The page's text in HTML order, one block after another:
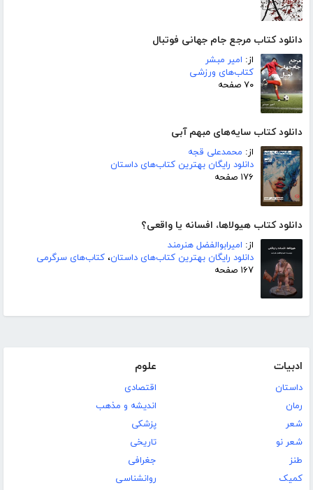
دانلود کتاب مرجع جام جهانی فوتبال
از: امیر مبشر
کتاب‌های ورزشی
۷۰ صفحه
دانلود کتاب سایه‌های مبهم آبی
از: محمدعلی قجه
دانلود رایگان بهترین کتاب‌های داستان
۱۷۶ صفحه
دانلود کتاب هیولاها، افسانه یا واقعی؟
از: امیرابوالفضل هنرمند
دانلود رایگان بهترین کتاب‌های داستان، کتاب‌های سرگرمی
۱۶۷ صفحه
ادبیات
داستان
رمان
شعر
شعر نو
طنز
کمیک
علوم
اقتصادی
اندیشه و مذهب
پزشکی
تاریخی
جغرافی
روانشناسی